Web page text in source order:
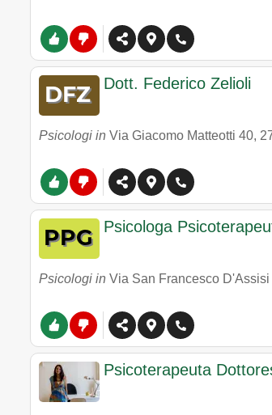
Dott. Federico Zelioli
Psicologi in Via Giacomo Matteotti 40,
Psicologa
Psicologi in Via San Francesco D'Assisi
Psicoterapeuta